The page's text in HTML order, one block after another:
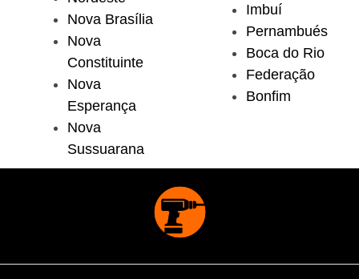
Nova Brasília
Nova
Constituinte
Nova
Esperança
Nova
Sussuarana
Imbuí
Pernambués
Boca do Rio
Federação
Bonfim